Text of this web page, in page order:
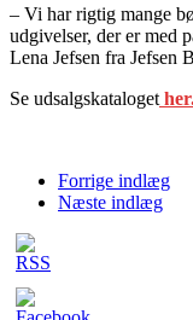
– Vi har rigtig mange
udgivelser, der er med
Lena Jefsen fra Jefsen
Se udsalgskataloget
Forrige indlæg
Næste indlæg